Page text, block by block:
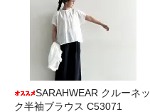
SARAHWEAR クルーネッ
ク半袖ブラウス C53071